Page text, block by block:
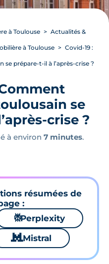
à Toulouse Actualités &
à Toulouse Covid-19 :
prépare-t-il à l’après-crise ?
se
crise ?
à environ 7 minutes.
résumées de
:
⚙Perplexity
🐱 Mistral